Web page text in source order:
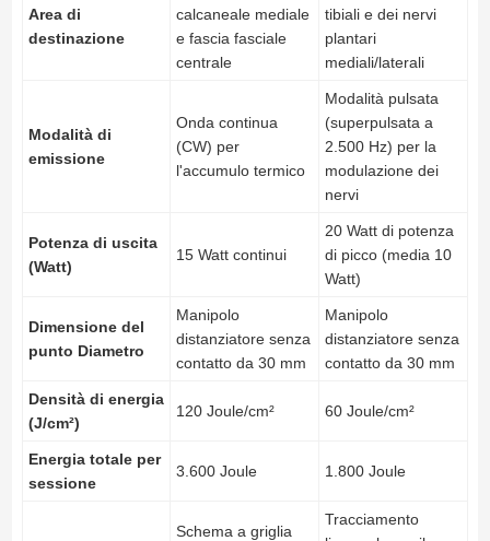
Area di
destinazione
calcaneale mediale
e fascia fasciale
centrale
tibiali e dei nervi
plantari
mediali/laterali
Modalità di
emissione
Onda continua
(CW) per
l'accumulo termico
Modalità pulsata
(superpulsata a
2.500 Hz) per la
modulazione dei
nervi
Potenza di uscita
(Watt)
15 Watt continui
20 Watt di potenza
di picco (media 10
Watt)
Dimensione del
punto Diametro
Manipolo
distanziatore senza
contatto da 30 mm
Manipolo
distanziatore senza
contatto da 30 mm
Densità di energia
(J/cm²)
120 Joule/cm² 60 Joule/cm²
Energia totale per
sessione
3.600 Joule 1.800 Joule
Schema a griglia
Tracciamento